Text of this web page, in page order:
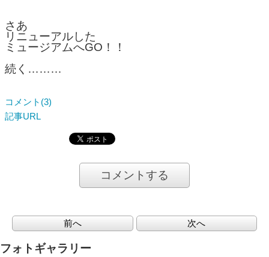
さあ
リニューアルした
ミュージアムへGO！！
続く………
コメント(3)
記事URL
コメントする
前へ 次へ
フォトギャラリー